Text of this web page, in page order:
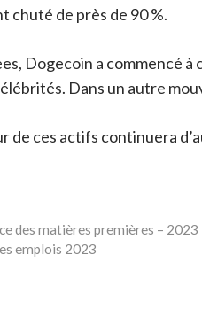
chuté de près de 90 %.
Dogecoin a commencé
Dans un autre
de ces actifs continuera
des matières premières – 2023
emplois 2023